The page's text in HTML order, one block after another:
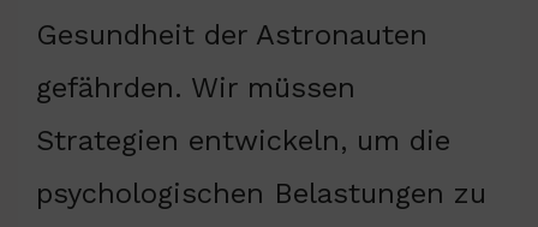
Gesundheit der Astronauten
gefährden. Wir müssen
Strategien entwickeln, um die
psychologischen Belastungen zu